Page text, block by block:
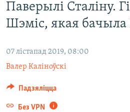
КУЛЬТУРА
КАЛЯНДАР
МОВА
НА ХВАЛЯХ СВАБОДЫ
Паверылі Сталіну.
Шэміс, якая
07 лістапад 2019, 08:00
Валер Каліноўскі
Падзяліцца
Без VPN